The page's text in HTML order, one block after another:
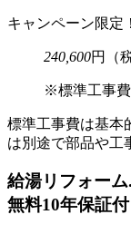
キャンペーン限定！
240,600円 （
※標準工事
標準工事費は基本
は別途で部品や工
給湯リフォーム
無料10年保証付